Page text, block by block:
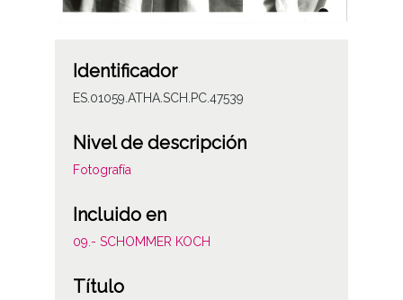
Identificador
ES.01059.ATHA.SCH.PC.47539
Nivel de descripción
Fotografía
Incluido en
09.- SCHOMMER KOCH
Título